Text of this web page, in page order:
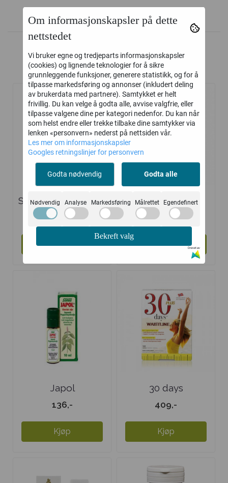
Kunder kjøpte også
Solaray Magnesium
Glysinat
315,-
Kjøp
SunVita
Nypefrøolje
192,-
Kjøp
Japol
Peppermynteolje
136,-
Kjøp
30 days
409,-
Kjøp
Om informasjonskapsler på dette
nettstedet
Vi bruker egne og tredjeparts informasjonskapsler
(cookies) og lignende teknologier for å sikre
grunnleggende funksjoner, generere statistikk, og for å
tilpasse markedsføring og annonser (inkludert deling
av brukerdata med partnere). Samtykket er helt
frivillig. Du kan velge å godta alle, avvise valgfrie, eller
tilpasse valgene dine per kategori nedenfor. Du kan når
som helst endre eller trekke tilbake dine samtykker via
lenken «personvern» nederst på nettsiden vår.
Les mer om informasjonskapsler
Googles retningslinjer for personvern
Godta nødvendig Godta alle
Nødvendig Analyse Markedsføring Målrettet Egendefinert
Bekreft valg
Drevet av